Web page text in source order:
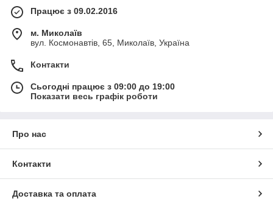
Працює з 09.02.2016
м. Миколаїв
вул. Космонавтів, 65, Миколаїв, Україна
Контакти
Сьогодні працює з 09:00 до 19:00
Показати весь графік роботи
Про нас
Контакти
Доставка та оплата